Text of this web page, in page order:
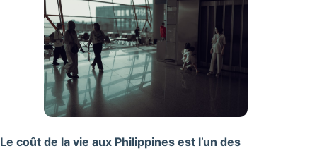
Le coût de la vie aux Philippines est l’un des